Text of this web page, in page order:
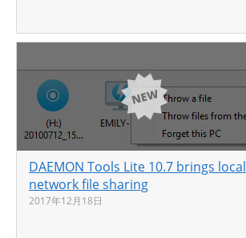
DAEMON Tools Lite 10.7 brings local
network file sharing
2017年12月18日